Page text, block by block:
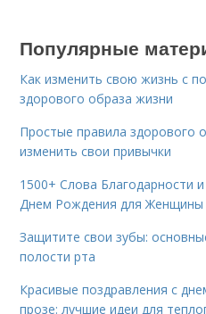
Популярные
Как изменить свою жизнь с
здорового образа жизни
Простые правила здорового
изменить свои привычки
1500+ Слова Благодарности
Днем Рождения для Женщины
Защитите свои зубы:
полости рта
Красивые поздравления с
прозе: лучшие идеи для